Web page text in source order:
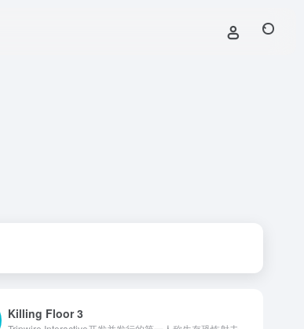
Killing Floor 3